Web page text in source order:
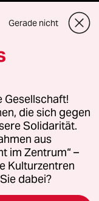
für Genehmigungen
Richtlinien
AGB
Gerade nicht
die sich gegen
Solidarität.
aus
im Zentrum“ –
Kulturzentren
dabei?